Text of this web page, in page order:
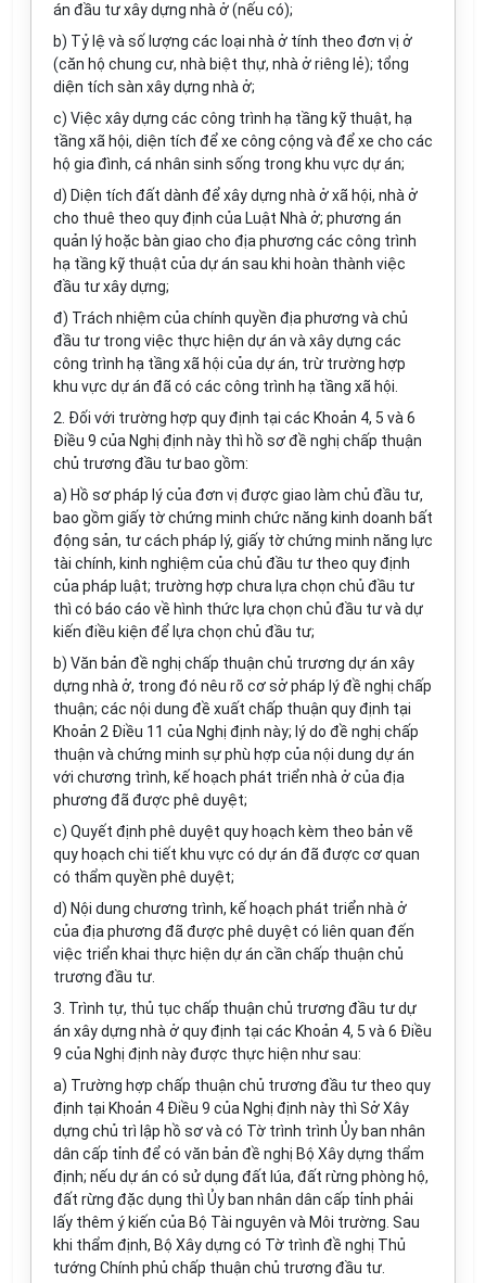
án đầu tư xây dựng nhà ở (nếu có);
b) Tỷ lệ và số lượng các loại nhà ở tính theo đơn vị ở
(căn hộ chung cư, nhà biệt thự, nhà ở riêng lẻ); tổng
diện tích sàn xây dựng nhà ở;
c) Việc xây dựng các công trình hạ tầng kỹ thuật, hạ
tầng xã hội, diện tích để xe công cộng và để xe cho các
hộ gia đình, cá nhân sinh sống trong khu vực dự án;
d) Diện tích đất dành để xây dựng nhà ở xã hội, nhà ở
cho thuê theo quy định của Luật Nhà ở; phương án
quản lý hoặc bàn giao cho địa phương các công trình
hạ tầng kỹ thuật của dự án sau khi hoàn thành việc
đầu tư xây dựng;
đ) Trách nhiệm của chính quyền địa phương và chủ
đầu tư trong việc thực hiện dự án và xây dựng các
công trình hạ tầng xã hội của dự án, trừ trường hợp
khu vực dự án đã có các công trình hạ tầng xã hội.
2. Đối với trường hợp quy định tại các Khoản 4, 5 và 6
Điều 9 của Nghị định này thì hồ sơ đề nghị chấp thuận
chủ trương đầu tư bao gồm:
a) Hồ sơ pháp lý của đơn vị được giao làm chủ đầu tư,
bao gồm giấy tờ chứng minh chức năng kinh doanh bất
động sản, tư cách pháp lý, giấy tờ chứng minh năng lực
tài chính, kinh nghiệm của chủ đầu tư theo quy định
của pháp luật; trường hợp chưa lựa chọn chủ đầu tư
thì có báo cáo về hình thức lựa chọn chủ đầu tư và dự
kiến điều kiện để lựa chọn chủ đầu tư;
b) Văn bản đề nghị chấp thuận chủ trương dự án xây
dựng nhà ở, trong đó nêu rõ cơ sở pháp lý đề nghị chấp
thuận; các nội dung đề xuất chấp thuận quy định tại
Khoản 2 Điều 11 của Nghị định này; lý do đề nghị chấp
thuận và chứng minh sự phù hợp của nội dung dự án
với chương trình, kế hoạch phát triển nhà ở của địa
phương đã được phê duyệt;
c) Quyết định phê duyệt quy hoạch kèm theo bản vẽ
quy hoạch chi tiết khu vực có dự án đã được cơ quan
có thẩm quyền phê duyệt;
d) Nội dung chương trình, kế hoạch phát triển nhà ở
của địa phương đã được phê duyệt có liên quan đến
việc triển khai thực hiện dự án cần chấp thuận chủ
trương đầu tư.
3. Trình tự, thủ tục chấp thuận chủ trương đầu tư dự
án xây dựng nhà ở quy định tại các Khoản 4, 5 và 6 Điều
9 của Nghị định này được thực hiện như sau:
a) Trường hợp chấp thuận chủ trương đầu tư theo quy
định tại Khoản 4 Điều 9 của Nghị định này thì Sở Xây
dựng chủ trì lập hồ sơ và có Tờ trình trình Ủy ban nhân
dân cấp tỉnh để có văn bản đề nghị Bộ Xây dựng thẩm
định; nếu dự án có sử dụng đất lúa, đất rừng phòng hộ,
đất rừng đặc dụng thì Ủy ban nhân dân cấp tỉnh phải
lấy thêm ý kiến của Bộ Tài nguyên và Môi trường. Sau
khi thẩm định, Bộ Xây dựng có Tờ trình đề nghị Thủ
tướng Chính phủ chấp thuận chủ trương đầu tư.